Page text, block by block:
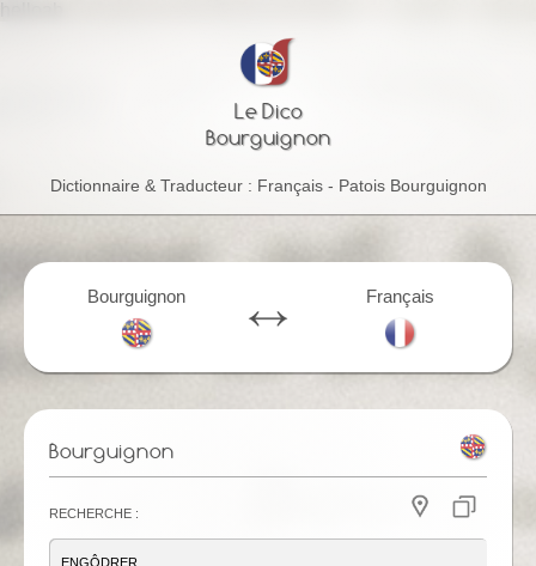
Le Dico
Bourguignon
Dictionnaire & Traducteur : Français - Patois Bourguignon
Bourguignon Français
Bourguignon
Recherche :